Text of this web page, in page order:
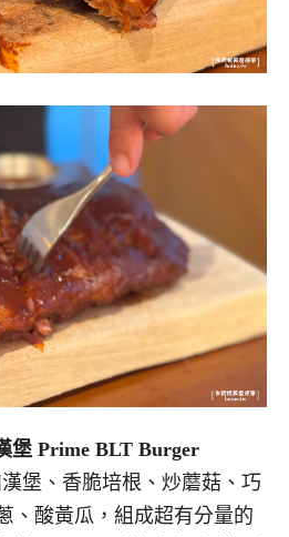
堡 Prime BLT Burger
堡、香脆培根、炒蘑菇、巧
、酸黃瓜，組成超有分量的